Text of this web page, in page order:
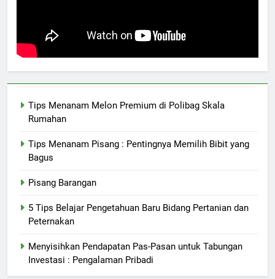
Tips Menanam Melon Premium di Polibag Skala
Rumahan
Tips Menanam Pisang : Pentingnya Memilih Bibit yang
Bagus
Pisang Barangan
5 Tips Belajar Pengetahuan Baru Bidang Pertanian dan
Peternakan
Menyisihkan Pendapatan Pas-Pasan untuk Tabungan
Investasi : Pengalaman Pribadi